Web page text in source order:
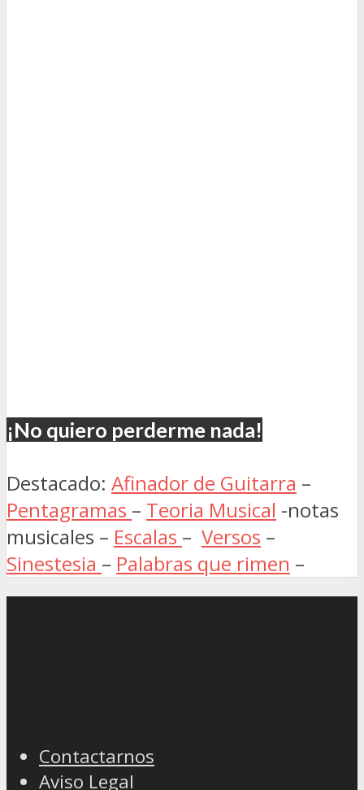
¡No quiero perderme nada!
Destacado: Afinador de Guitarra –
Pentagramas – Teoria Musical -notas
musicales – Escalas – Versos –
Sinestesia – Palabras que rimen –
Contactarnos
Aviso Legal